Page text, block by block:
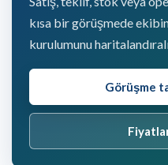
kısa bir görüşmede
kurulumunu
Görüşme